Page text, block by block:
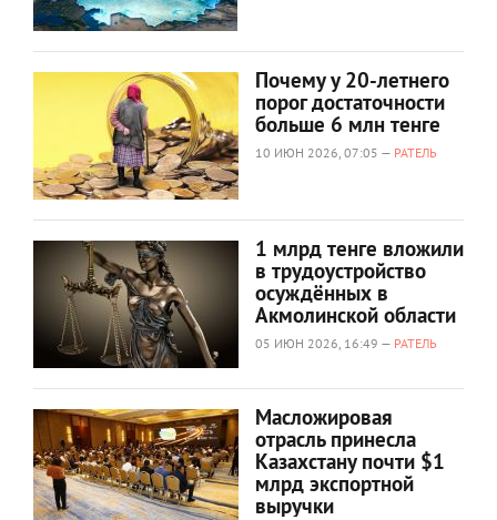
Почему у 20-летнего
порог достаточности
больше 6 млн тенге
10 ИЮН 2026, 07:05 — РАТЕЛЬ
1 млрд тенге вложили
в трудоустройство
осуждённых в
Акмолинской области
05 ИЮН 2026, 16:49 — РАТЕЛЬ
Масложировая
отрасль принесла
Казахстану почти $1
млрд экспортной
выручки